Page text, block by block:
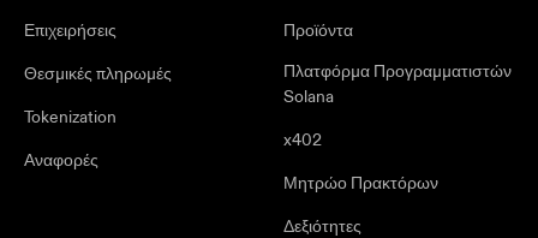
Επιχειρήσεις
Θεσμικές πληρωμές
Tokenization
Αναφορές
Προϊόντα
Πλατφόρμα Προγραμματιστών
Solana
x402
Μητρώο Πρακτόρων
Δεξιότητες